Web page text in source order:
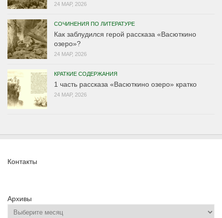
24 МАР, 2026
СОЧИНЕНИЯ ПО ЛИТЕРАТУРЕ
Как заблудился герой рассказа «Васюткино
озеро»?
24 МАР, 2026
КРАТКИЕ СОДЕРЖАНИЯ
1 часть рассказа «Васюткино озеро» кратко
24 МАР, 2026
Контакты
Архивы